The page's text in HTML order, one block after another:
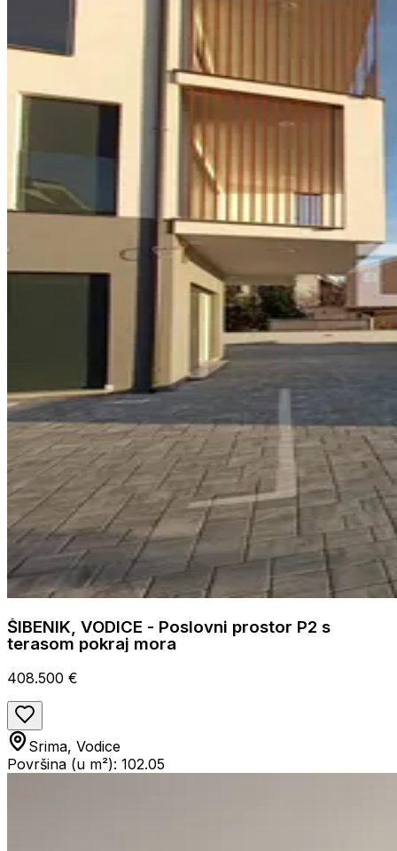
ŠIBENIK, VODICE - Poslovni prostor P2 s
terasom pokraj mora
408.500 €
Srima, Vodice
Površina (u m²): 102.05